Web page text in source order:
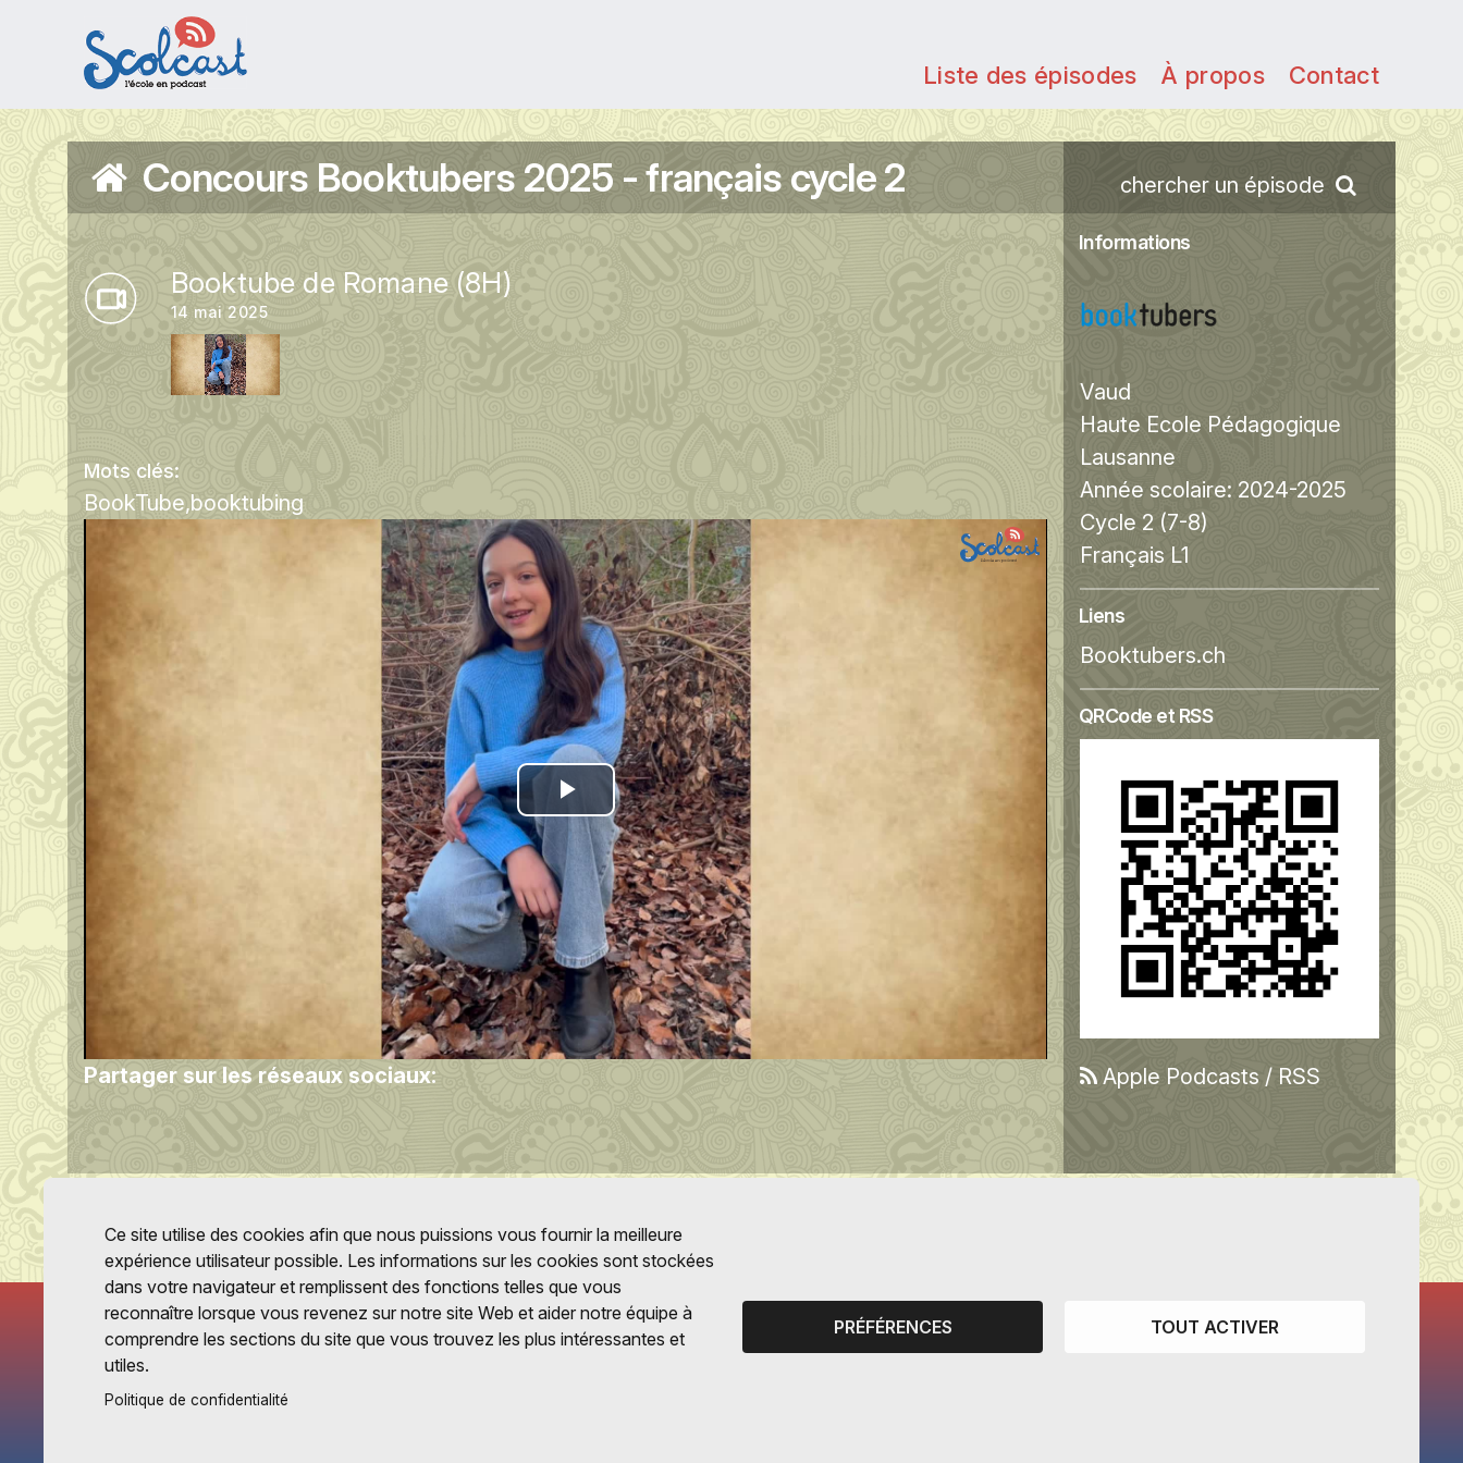
Aller au contenu principal
Liste des épisodes À propos Contact
Concours Booktubers 2025 - français cycle 2 chercher un épisode
Booktube de Romane (8H)
14 mai 2025
Mots clés:
BookTube booktubing
Play
Video
Partager sur les réseaux sociaux:
Informations
Vaud
Haute Ecole Pédagogique
Lausanne
Année scolaire: 2024-2025
Cycle 2 (7-8)
Français L1
Liens
Booktubers.ch
QRCode et RSS
Apple Podcasts / RSS
Ce site utilise des cookies afin que nous puissions vous fournir la meilleure
expérience utilisateur possible. Les informations sur les cookies sont stockées
dans votre navigateur et remplissent des fonctions telles que vous
reconnaître lorsque vous revenez sur notre site Web et aider notre équipe à
comprendre les sections du site que vous trouvez les plus intéressantes et
utiles.
Politique de confidentialité
PRÉFÉRENCES TOUT ACTIVER